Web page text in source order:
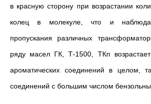
в красную сторону при возрастании
колец в молекуле, что и
пропускания различных
ряду масел ГК, Т-1500, ТКп возрастает
ароматических соединений в целом,
соединений с большим числом